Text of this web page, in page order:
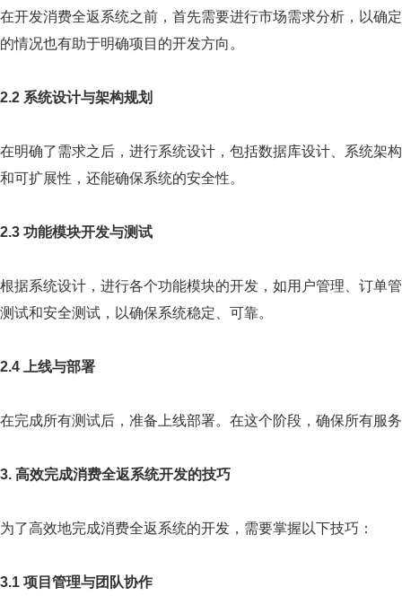
在开发消费全返系统之前，首先需要进行市场需求分析，以确
的情况也有助于明确项目的开发方向。
2.2 系统设计与架构规划
在明确了需求之后，进行系统设计，包括数据库设计、系统架
和可扩展性，还能确保系统的安全性。
2.3 功能模块开发与测试
根据系统设计，进行各个功能模块的开发，如用户管理、订单
测试和安全测试，以确保系统稳定、可靠。
2.4 上线与部署
在完成所有测试后，准备上线部署。在这个阶段，确保所有服
3. 高效完成消费全返系统开发的技巧
为了高效地完成消费全返系统的开发，需要掌握以下技巧：
3.1 项目管理与团队协作